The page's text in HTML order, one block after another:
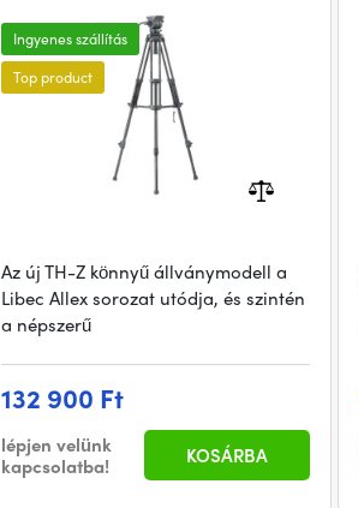
Ingyenes szállítás
Top product
Az új TH-Z könnyű állványmodell a
Libec Allex sorozat utódja, és szintén
a népszerű
132 900 Ft
lépjen velünk
kapcsolatba!
KOSÁRBA